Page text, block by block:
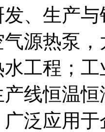
、生产
源热泵
工程；
线恒温
泛应用